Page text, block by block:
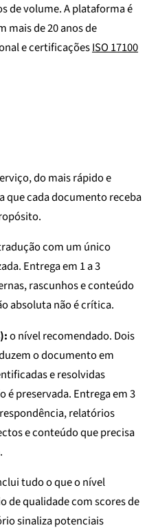
de volume. A plataforma é
mais de 20 anos de
e certificaçõesISO 17100
do mais rápido e
que cada documento receba
com um único
Entrega em 1 a 3
rascunhos e conteúdo
absoluta não é crítica.
o nível recomendado. Dois
o documento em
e resolvidas
preservada. Entrega em 3
relatórios
e conteúdo que precisa
tudo o que o nível
de qualidade com scores de
sinaliza potenciais